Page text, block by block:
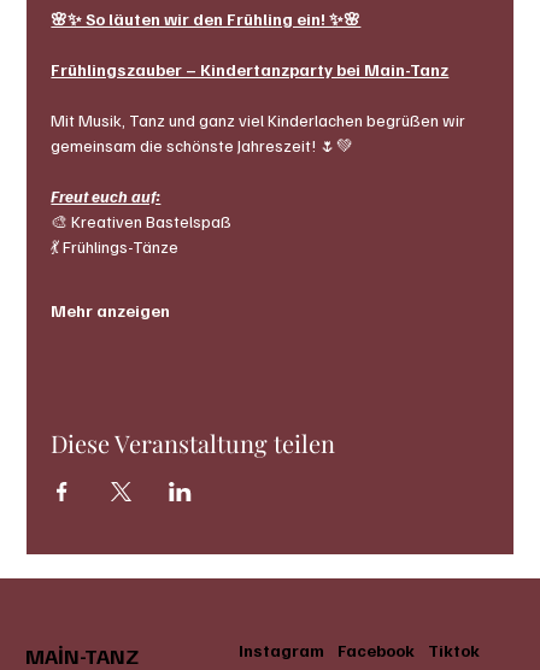
🌸✨ So läuten wir den Frühling ein! ✨🌸
Frühlingszauber – Kindertanzparty bei Main-Tanz
Mit Musik, Tanz und ganz viel Kinderlachen begrüßen wir
gemeinsam die schönste Jahreszeit! 🌷💚
Freut euch auf:
🎨 Kreativen Bastelspaß
💃 Frühlings-Tänze
Mehr anzeigen
Diese Veranstaltung teilen
MAİN-TANZ Instagram Facebook Tiktok